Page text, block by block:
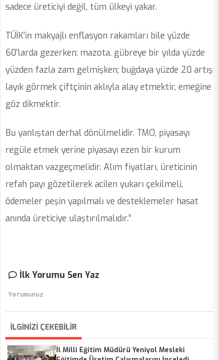
sadece üreticiyi değil, tüm ülkeyi yakar.
TÜİK’in makyajlı enflasyon rakamları bile yüzde
60’larda gezerken; mazota, gübreye bir yılda yüzde
yüzden fazla zam gelmişken; buğdaya yüzde 20 artış
layık görmek çiftçinin aklıyla alay etmektir, emeğine
göz dikmektir.
Bu yanlıştan derhal dönülmelidir. TMO, piyasayı
regüle etmek yerine piyasayı ezen bir kurum
olmaktan vazgeçmelidir. Alım fiyatları, üreticinin
refah payı gözetilerek acilen yukarı çekilmeli,
ödemeler peşin yapılmalı ve desteklemeler hasat
anında üreticiye ulaştırılmalıdır.”
İlk Yorumu Sen Yaz
İLGİNİZİ ÇEKEBİLİR
İl Milli Eğitim Müdürü Yeniyol Mesleki